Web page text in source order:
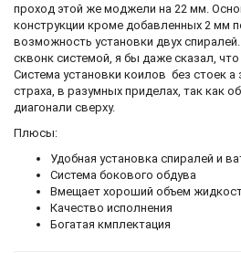
проход этой же моджели на 22 мм.
конструкции кроме добавленных 2 мм
возможность установки двух
сквонк системой, я бы даже сказал,
Система установки коилов без стоек
страха, в разумных приделах, так как
диагонали сверху.
Плюсы:
Удобная установка спиралей и
Система бокового обдува
Вмещает хороший объем
Качество исполнения
Богатая кмплектация